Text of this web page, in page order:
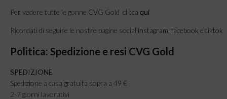
Per vedere tutte le gonne CVG Gold clicca qui
Ricordati di seguire le nostre pagine social instagram facebook e tiktok
Politica: Spedizione e resi CVG Gold
SPEDIZIONE
Spedizione a casa gratuita sopra a 49 €
2-7 giorni lavorativi